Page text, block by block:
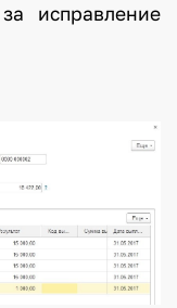
исправление